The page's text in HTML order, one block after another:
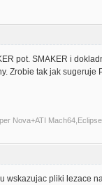
pot. SMAKER i
Zrobie tak jak
Nova+ATI
pliki lezace